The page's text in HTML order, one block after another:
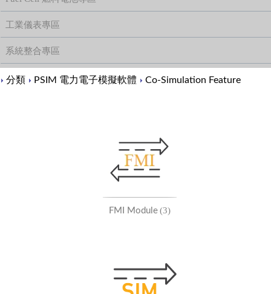
工業儀表專區
系統整合專區
Content
分類 PSIM 電力電子模擬軟體 Co-Simulation Feature
FMI Module (3)